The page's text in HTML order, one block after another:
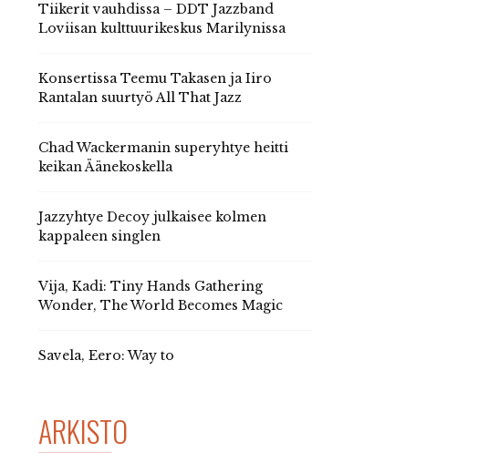
Tiikerit vauhdissa – DDT Jazzband
Loviisan kulttuurikeskus Marilynissa
Konsertissa Teemu Takasen ja Iiro
Rantalan suurtyö All That Jazz
Chad Wackermanin superyhtye heitti
keikan Äänekoskella
Jazzyhtye Decoy julkaisee kolmen
kappaleen singlen
Vija, Kadi: Tiny Hands Gathering
Wonder, The World Becomes Magic
Savela, Eero: Way to
ARKISTO